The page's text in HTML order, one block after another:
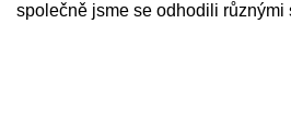
společně jsme se odhodili různými